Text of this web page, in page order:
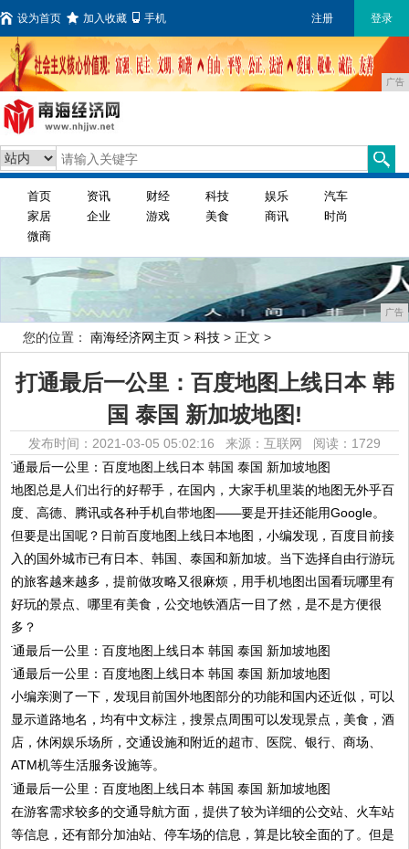
设为首页 加入收藏 手机 注册 登录
广告
首页 资讯 财经 科技 娱乐
汽车
家居
企业 游戏 美食 商讯
时尚
微商
广告
您的位置： 南海经济网主页 > 科技 > 正文 >
打通最后一公里：百度地图上线日本 韩
国 泰国 新加坡地图!
发布时间：2021-03-05 05:02:16 来源：互联网 阅读：1729
地图总是人们出行的好帮手，在国内，大家手机里装的地图无外乎百
度、高德、腾讯或各种手机自带地图——要是开挂还能用Google。
但要是出国呢？日前百度地图上线日本地图，小编发现，百度目前接
入的国外城市已有日本、韩国、泰国和新加坡。当下选择自由行游玩
的旅客越来越多，提前做攻略又很麻烦，用手机地图出国看玩哪里有
好玩的景点、哪里有美食，公交地铁酒店一目了然，是不是方便很
多？
小编亲测了一下，发现目前国外地图部分的功能和国内还近似，可以
显示道路地名，均有中文标注，搜景点周围可以发现景点，美食，酒
店，休闲娱乐场所，交通设施和附近的超市、医院、银行、商场、
ATM机等生活服务设施等。
在游客需求较多的交通导航方面，提供了较为详细的公交站、火车站
等信息，还有部分加油站、停车场的信息，算是比较全面的了。但是